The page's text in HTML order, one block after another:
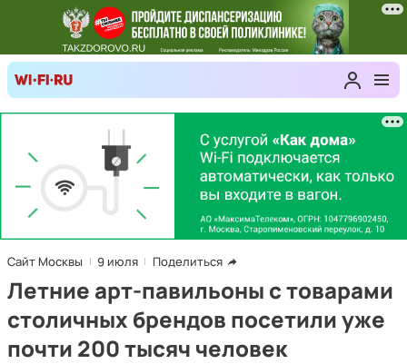
Сайт Москвы 9 июля Поделиться
Летние арт-павильоны с товарами
столичных брендов посетили уже
почти 200 тысяч человек